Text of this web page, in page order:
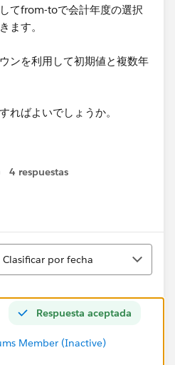
てfrom-toで会計年度の選択
ます。
ンを利用して初期値と複数年
ればよいでしょうか。
げます。
4 respuestas
Clasificar por fecha
Respuesta aceptada
Member (Inactive)